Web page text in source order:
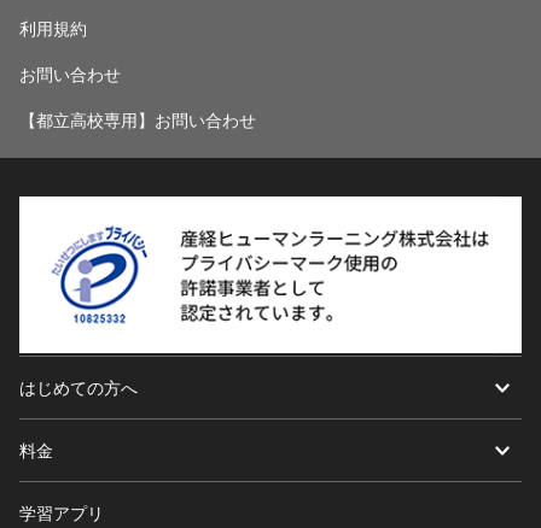
利用規約
お問い合わせ
【都立高校専用】お問い合わせ
はじめての方へ
料金
学習アプリ